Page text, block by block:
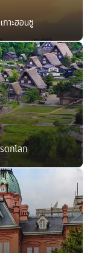
าะฮอนชู
ดกโลก